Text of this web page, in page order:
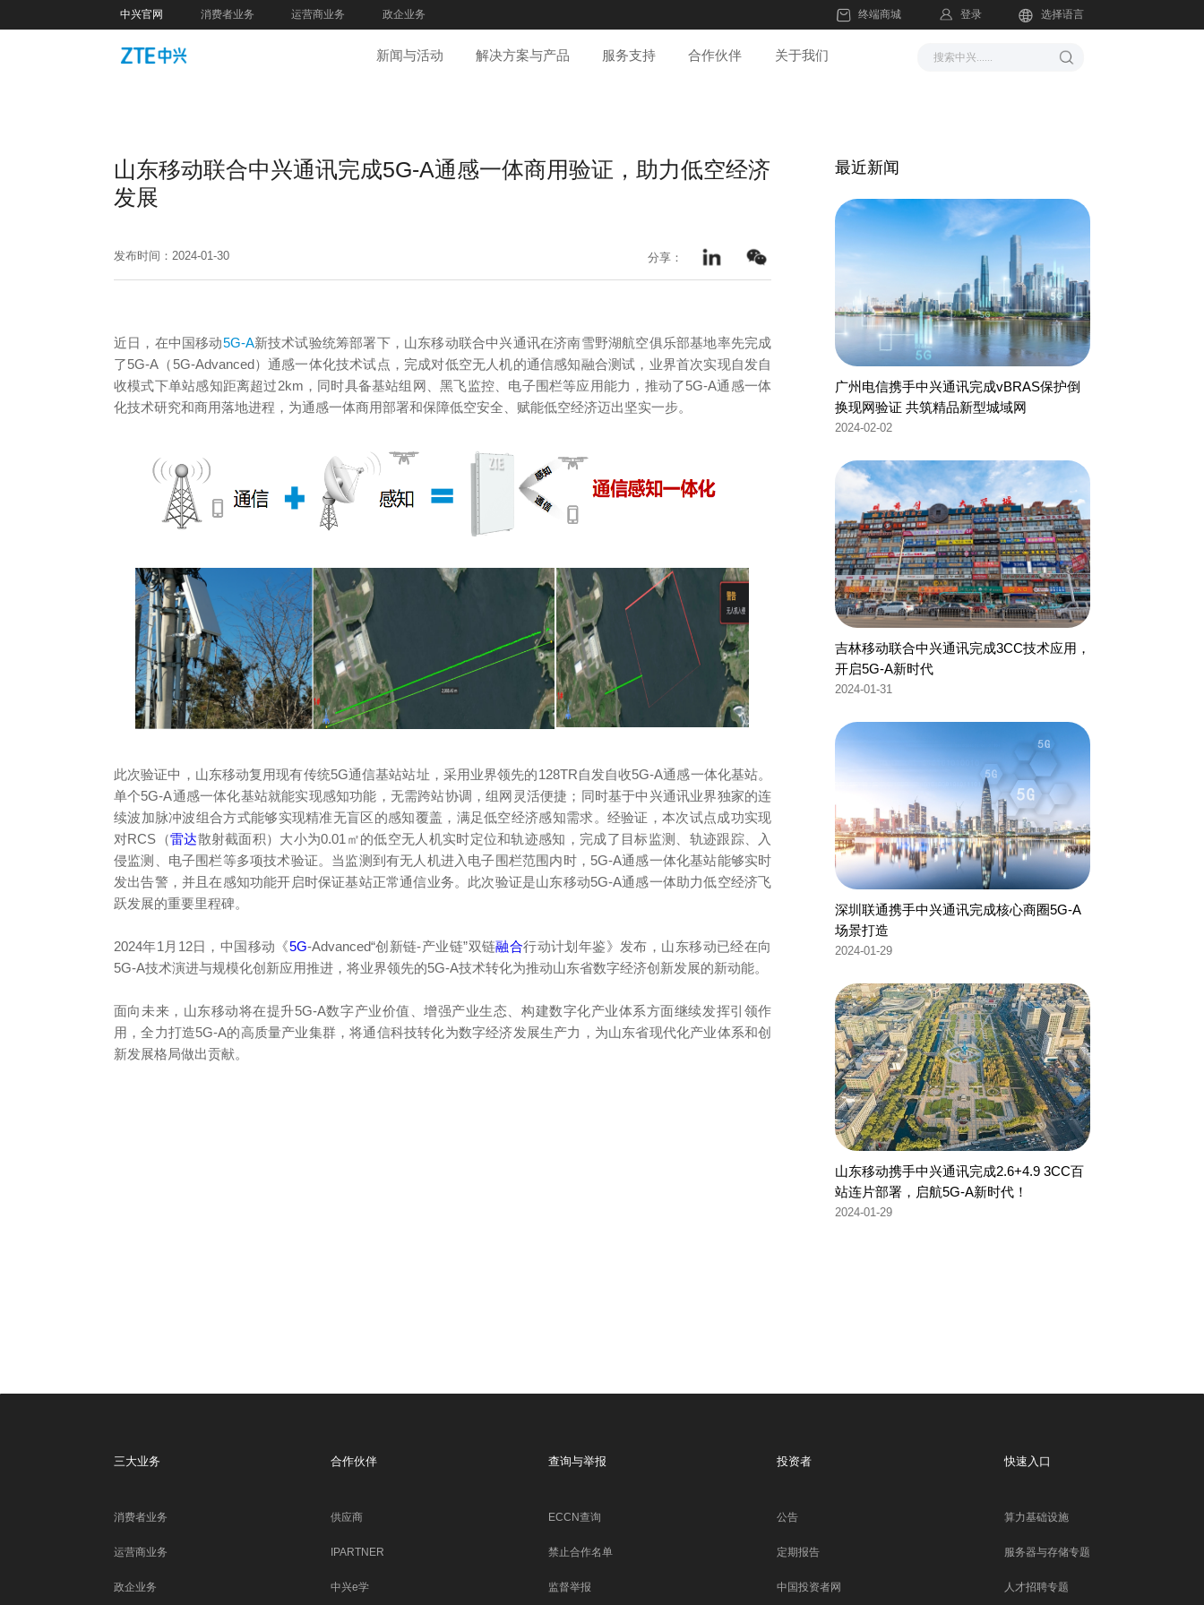
中兴官网 消费者业务 运营商业务 政企业务 终端商城 登录 选择语言
新闻与活动 解决方案与产品 服务支持 合作伙伴 关于我们
山东移动联合中兴通讯完成5G-A通感一体商用验证，助力低空经济
发展
发布时间：2024-01-30 分享：
近日，在中国移动5G-A新技术试验统筹部署下，山东移动联合中兴通讯在济南雪野湖航空俱乐部基地率先完成
了5G-A（5G-Advanced）通感一体化技术试点，完成对低空无人机的通信感知融合测试，业界首次实现自发自
收模式下单站感知距离超过2km，同时具备基站组网、黑飞监控、电子围栏等应用能力，推动了5G-A通感一体
化技术研究和商用落地进程，为通感一体商用部署和保障低空安全、赋能低空经济迈出坚实一步。
此次验证中，山东移动复用现有传统5G通信基站站址，采用业界领先的128TR自发自收5G-A通感一体化基站。
单个5G-A通感一体化基站就能实现感知功能，无需跨站协调，组网灵活便捷；同时基于中兴通讯业界独家的连
续波加脉冲波组合方式能够实现精准无盲区的感知覆盖，满足低空经济感知需求。经验证，本次试点成功实现
对RCS（雷达散射截面积）大小为0.01㎡的低空无人机实时定位和轨迹感知，完成了目标监测、轨迹跟踪、入
侵监测、电子围栏等多项技术验证。当监测到有无人机进入电子围栏范围内时，5G-A通感一体化基站能够实时
发出告警，并且在感知功能开启时保证基站正常通信业务。此次验证是山东移动5G-A通感一体助力低空经济飞
跃发展的重要里程碑。
2024年1月12日，中国移动《5G-Advanced“创新链-产业链”双链融合行动计划年鉴》发布，山东移动已经在向
5G-A技术演进与规模化创新应用推进，将业界领先的5G-A技术转化为推动山东省数字经济创新发展的新动能。
面向未来，山东移动将在提升5G-A数字产业价值、增强产业生态、构建数字化产业体系方面继续发挥引领作
用，全力打造5G-A的高质量产业集群，将通信科技转化为数字经济发展生产力，为山东省现代化产业体系和创
新发展格局做出贡献。
最近新闻
广州电信携手中兴通讯完成vBRAS保护倒
换现网验证 共筑精品新型城域网
2024-02-02
吉林移动联合中兴通讯完成3CC技术应用，
开启5G-A新时代
2024-01-31
深圳联通携手中兴通讯完成核心商圈5G-A
场景打造
2024-01-29
山东移动携手中兴通讯完成2.6+4.9 3CC百
站连片部署，启航5G-A新时代！
2024-01-29
三大业务
消费者业务
运营商业务
政企业务
合作伙伴
供应商
IPARTNER
中兴e学
查询与举报
ECCN查询
禁止合作名单
监督举报
投资者
公告
定期报告
中国投资者网
快速入口
算力基础设施
服务器与存储专题
人才招聘专题